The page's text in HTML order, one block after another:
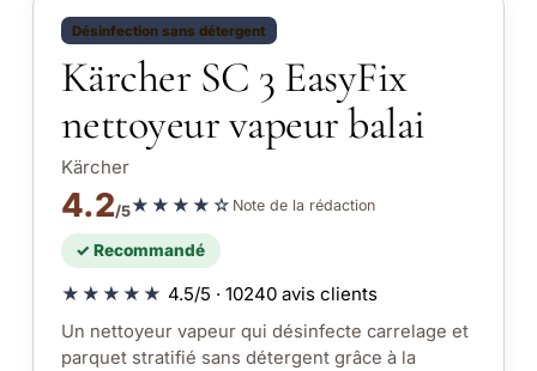
Désinfection sans détergent
Kärcher SC 3 EasyFix
nettoyeur vapeur balai
Kärcher
4.2/5★★★★☆ Note de la rédaction
✓ Recommandé
★★★★★ 4.5/5 · 10240 avis clients
Un nettoyeur vapeur qui désinfecte carrelage et
parquet stratifié sans détergent grâce à la